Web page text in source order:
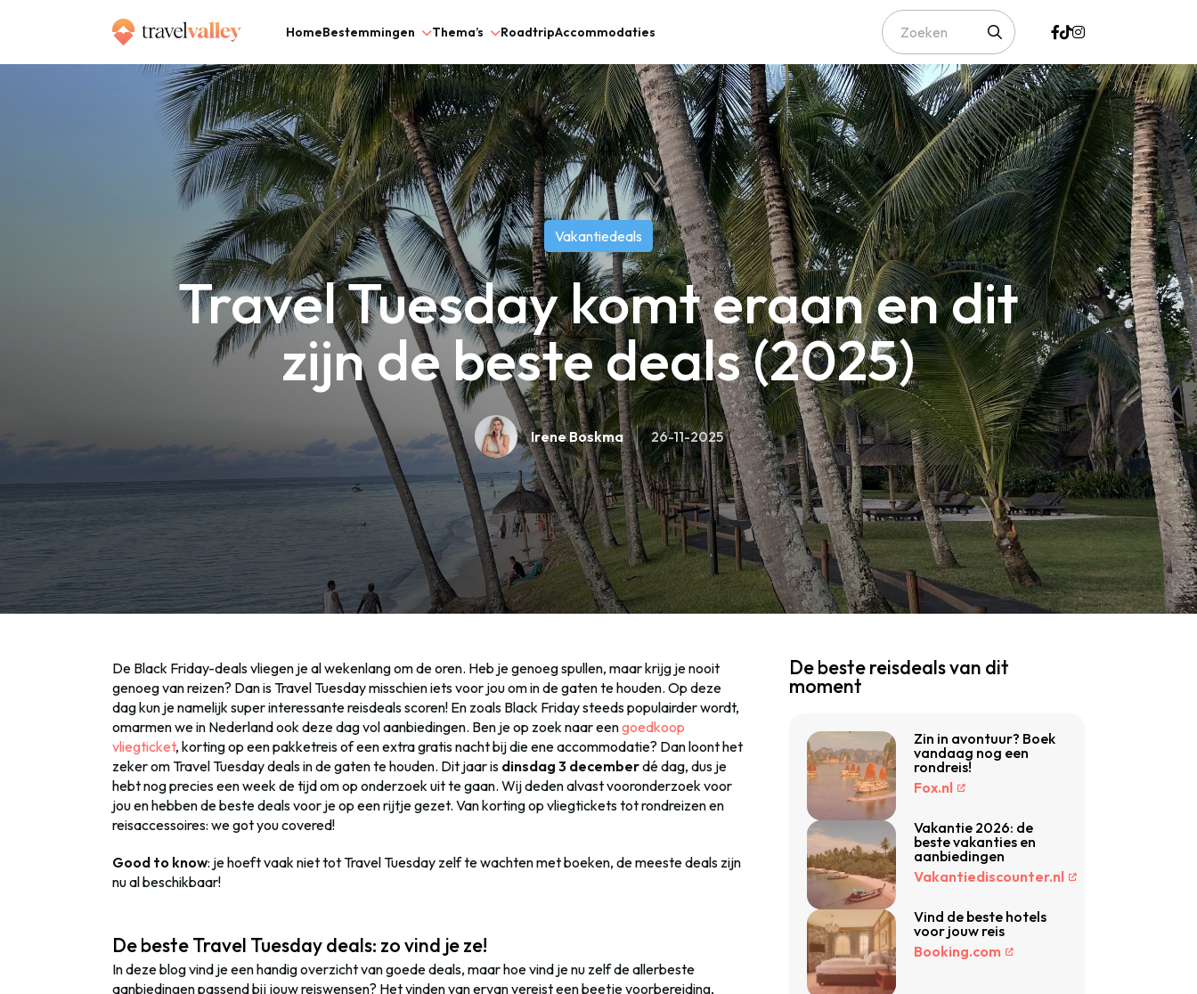
HomeBestemmingen Thema’s RoadtripAccommodaties
Home » Travel Tuesday komt eraan en dit zijn de beste deals (2025)
Vakantiedeals
Travel Tuesday komt eraan en dit
zijn de beste deals (2025)
Irene Boskma 26-11-2025
De Black Friday-deals vliegen je al wekenlang om de oren. Heb je genoeg spullen, maar krijg je nooit
genoeg van reizen? Dan is Travel Tuesday misschien iets voor jou om in de gaten te houden. Op deze
dag kun je namelijk super interessante reisdeals scoren! En zoals Black Friday steeds populairder wordt,
omarmen we in Nederland ook deze dag vol aanbiedingen. Ben je op zoek naar eengoedkoop
vliegticket, korting op een pakketreis of een extra gratis nacht bij die ene accommodatie? Dan loont het
zeker om Travel Tuesday deals in de gaten te houden. Dit jaar is dinsdag 3 decemberdé dag, dus je
hebt nog precies een week de tijd om op onderzoek uit te gaan. Wij deden alvast vooronderzoek voor
jou en hebben de beste deals voor je op een rijtje gezet. Van korting op vliegtickets tot rondreizen en
reisaccessoires: we got you covered!
Good to know: je hoeft vaak niet tot Travel Tuesday zelf te wachten met boeken, de meeste deals zijn
nu al beschikbaar!
De beste Travel Tuesday deals: zo vind je ze!
In deze blog vind je een handig overzicht van goede deals, maar hoe vind je nu zelf de allerbeste
aanbiedingen passend bij jouw reiswensen? Het vinden van ervan vereist een beetje voorbereiding,
De beste reisdeals van dit
moment
Zin in avontuur? Boek
vandaag nog een
rondreis!
Fox.nl
Vakantie 2026: de
beste vakanties en
aanbiedingen
Vakantiediscounter.nl
Vind de beste hotels
voor jouw reis
Booking.com